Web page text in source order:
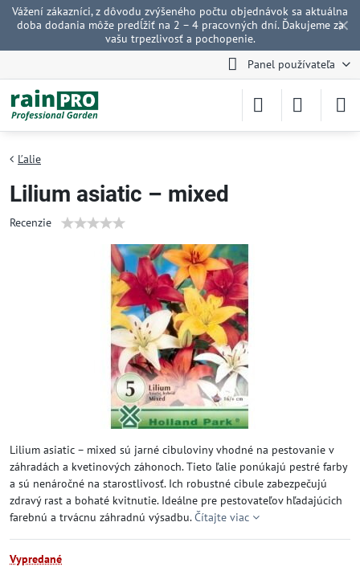
✕
Vážení zákazníci, z dôvodu zvýšeného počtu objednávok sa aktuálna
doba dodania môže predĺžiť na 2 – 4 pracovných dní. Ďakujeme za
vašu trpezlivosť a pochopenie.
Panel používateľa
Ľalie
Lilium asiatic – mixed
Recenzie
Lilium asiatic – mixed sú jarné cibuloviny vhodné na pestovanie v
záhradách a kvetinových záhonoch. Tieto ľalie ponúkajú pestré farby
a sú nenáročné na starostlivosť. Ich robustné cibule zabezpečujú
zdravý rast a bohaté kvitnutie. Ideálne pre pestovateľov hľadajúcich
farebnú a trvácnu záhradnú výsadbu.Čítajte viac
Vypredané